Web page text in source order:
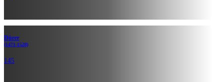
Dürer
(1471-1528)
145